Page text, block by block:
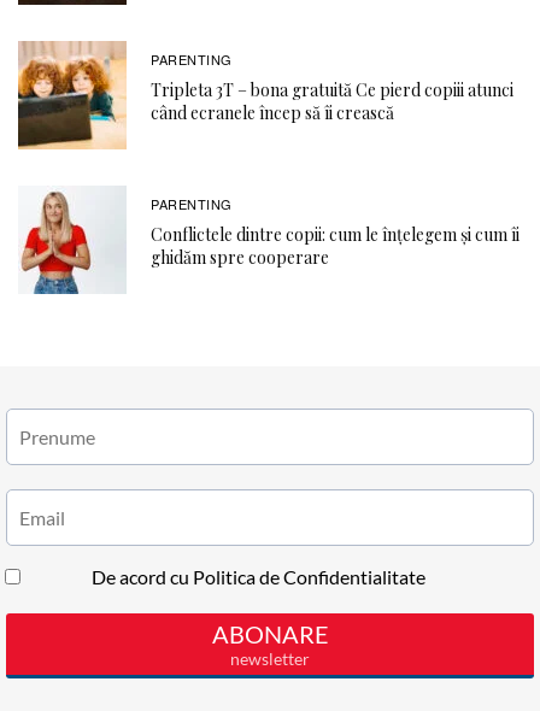
PARENTING
Tripleta 3T – bona gratuită Ce pierd copiii atunci
când ecranele încep să îi crească
PARENTING
Conflictele dintre copii: cum le înțelegem și cum îi
ghidăm spre cooperare